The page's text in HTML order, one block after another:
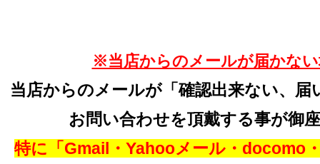
※当店からのメールが届かな
当店からのメールが「確認出来ない、届
お問い合わせを頂戴する事が御
特に「Gmail・Yahooメール・docomo